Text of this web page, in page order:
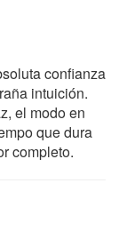
confianza
intuición.
el modo en
que dura
completo.